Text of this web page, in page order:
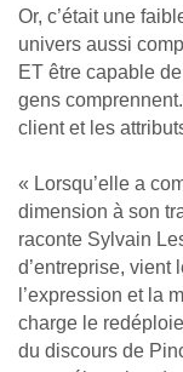
Or, c’était une
univers aussi
ET être capable
gens
client et les
« Lorsqu’elle a
dimension à son
raconte Sylvain
d’entreprise, vient
l’expression et la
charge le
du discours de